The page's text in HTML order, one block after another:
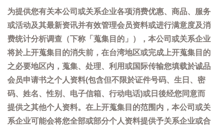
为提供您有关本公司或关系企业各项消费优惠、商品、服务
或活动及其最新资讯并有效管理会员资料或进行满意度及消
费统计分析调查（下称「蒐集目的」），本公司或关系企业
将於上开蒐集目的消失前，在台湾地区或完成上开蒐集目的
之必要地区内，蒐集、处理、利用或国际传输您填载於诚品
会员申请书之个人资料(包含但不限於证件号码、生日、密
码、姓名、性别、电子信箱、行动电话)或日後经您同意而
提供之其他个人资料。在上开蒐集目的范围内，本公司或关
系企业可能会将您全部或部分个人资料提供予关系企业或合